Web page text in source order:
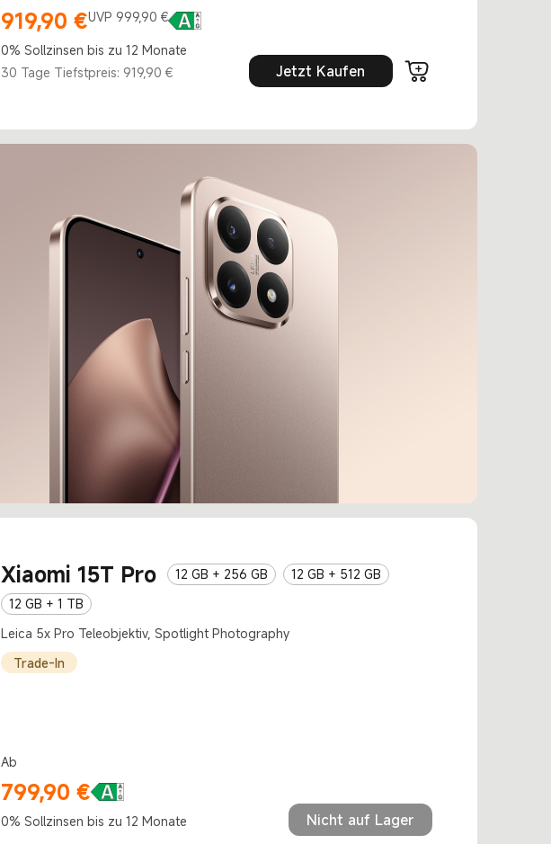
919,90 €
Current Price €919.9UVP 999,90 €
Marketing price 999,90 €
0% Sollzinsen bis zu 12 Monate
30 Tage Tiefstpreis: 919,90 €
Jetzt Kaufen
Xiaomi 15T Pro 12 GB + 256 GB
12 GB + 512 GB
12 GB + 1 TB
Leica 5x Pro Teleobjektiv, Spotlight Photography
Trade-In
Ab
799,90 €
Current Price €799.9
0% Sollzinsen bis zu 12 Monate
Nicht auf Lager